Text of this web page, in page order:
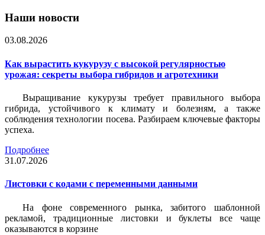
Наши новости
03.08.2026
Как вырастить кукурузу с высокой регулярностью
урожая: секреты выбора гибридов и агротехники
Выращивание кукурузы требует правильного выбора
гибрида, устойчивого к климату и болезням, а также
соблюдения технологии посева. Разбираем ключевые факторы
успеха.
Подробнее
31.07.2026
Листовки c кодами с переменными данными
На фоне современного рынка, забитого шаблонной
рекламой, традиционные листовки и буклеты все чаще
оказываются в корзине